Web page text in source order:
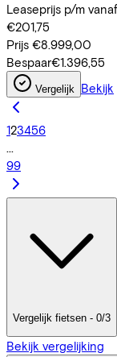
Leaseprijs p/m vanaf
€201,75
Prijs €8.999,00
Bespaar€1.396,55
Vergelijk Bekijk
123456
...
99
Vergelijk fietsen - 0/3
Bekijk vergelijking